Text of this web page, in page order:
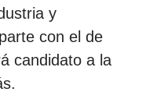
y
con el de
candidato a la